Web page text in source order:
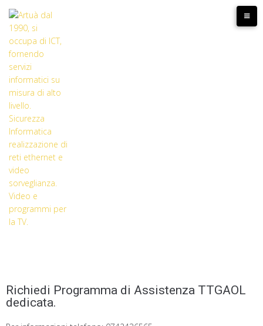
Richiedi Programma di Assistenza TTGAOL
dedicata.